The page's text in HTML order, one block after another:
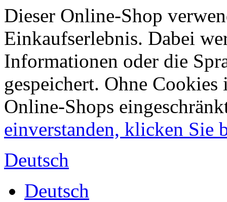
Dieser Online-Shop
Einkaufserlebnis. Dabei
Informationen oder die
gespeichert. Ohne
Online-Shops
einverstanden, klicken Sie
Deutsch
Deutsch